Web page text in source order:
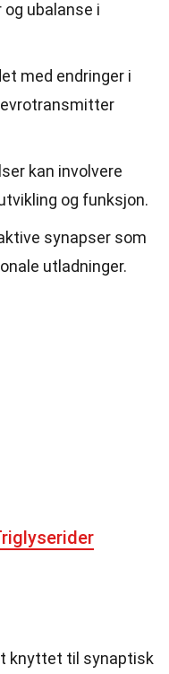
ubalanse i
med endringer i
kan involvere
og funksjon.
synapser som
utladninger.
knyttet til synaptisk